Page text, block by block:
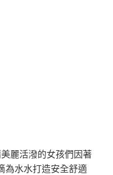
麗活潑的女孩們因著
為水水打造安全舒適